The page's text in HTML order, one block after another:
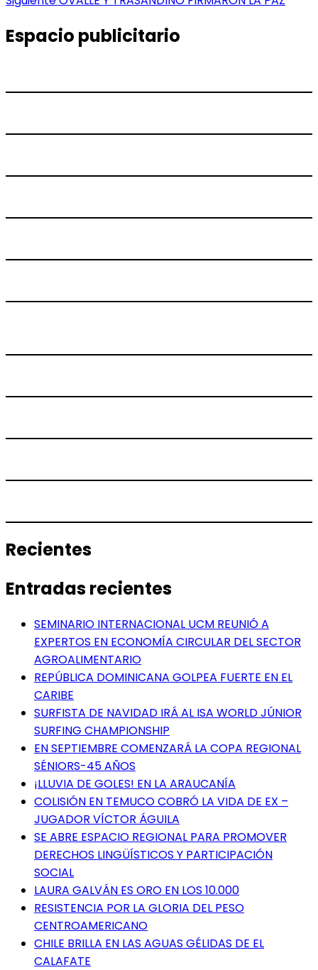
Espacio publicitario
Recientes
Entradas recientes
SEMINARIO INTERNACIONAL UCM REUNIÓ A
EXPERTOS EN ECONOMÍA CIRCULAR DEL SECTOR
AGROALIMENTARIO
REPÚBLICA DOMINICANA GOLPEA FUERTE EN EL
CARIBE
SURFISTA DE NAVIDAD IRÁ AL ISA WORLD JÚNIOR
SURFING CHAMPIONSHIP
EN SEPTIEMBRE COMENZARÁ LA COPA REGIONAL
SÉNIORS-45 AÑOS
¡LLUVIA DE GOLES! EN LA ARAUCANÍA
COLISIÓN EN TEMUCO COBRÓ LA VIDA DE EX –
JUGADOR VÍCTOR ÁGUILA
SE ABRE ESPACIO REGIONAL PARA PROMOVER
DERECHOS LINGÜÍSTICOS Y PARTICIPACIÓN
SOCIAL
LAURA GALVÁN ES ORO EN LOS 10.000
RESISTENCIA POR LA GLORIA DEL PESO
CENTROAMERICANO
CHILE BRILLA EN LAS AGUAS GÉLIDAS DE EL
CALAFATE